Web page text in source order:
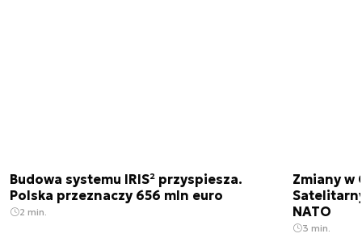
Budowa systemu IRIS² przyspiesza.
Polska przeznaczy 656 mln euro
2 min.
Zmiany w
NATO
3 min.